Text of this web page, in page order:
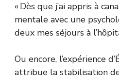
« Dès que j’ai appris à
mentale avec une
deux mes séjours à
Ou encore, l’expérience
attribue la stabilisation